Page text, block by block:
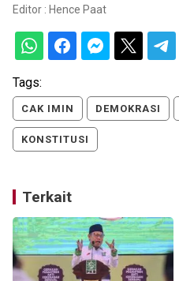
Editor : Hence Paat
Tags:
CAK IMIN DEMOKRASI
KONSTITUSI
Terkait